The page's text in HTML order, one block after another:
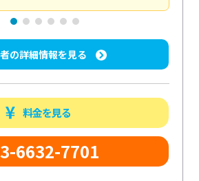
の詳細情報を見る
料金を見る
6632-7701